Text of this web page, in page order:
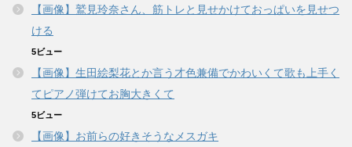
【画像】鷲見玲奈さん、筋トレと見せかけておっぱいを見せつ
ける
5ビュー
【画像】生田絵梨花とか言う才色兼備でかわいくて歌も上手く
てピアノ弾けてお胸大きくて
5ビュー
【画像】お前らの好きそうなメスガキ